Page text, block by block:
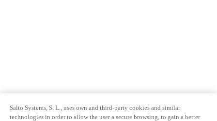
Salto Systems, S. L., uses own and third-party cookies and similar
technologies in order to allow the user a secure browsing, to gain a better